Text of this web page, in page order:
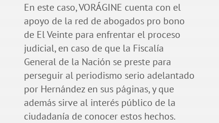
En este caso, VORÁGINE cuenta con el
apoyo de la red de abogados pro bono
de El Veinte para enfrentar el proceso
judicial, en caso de que la Fiscalía
General de la Nación se preste para
perseguir al periodismo serio adelantado
por Hernández en sus páginas, y que
además sirve al interés público de la
ciudadanía de conocer estos hechos.